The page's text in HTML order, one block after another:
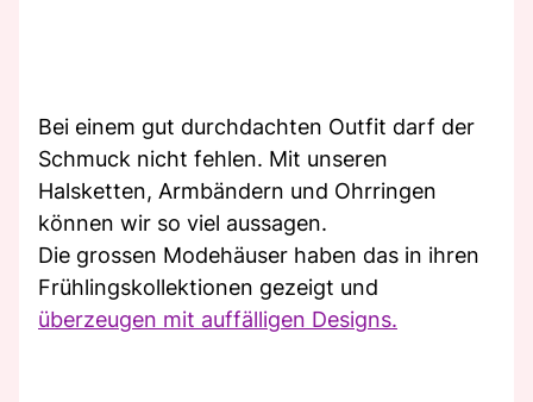
Bei einem gut durchdachten Outfit darf der
Schmuck nicht fehlen. Mit unseren
Halsketten, Armbändern und Ohrringen
können wir so viel aussagen.
Die grossen Modehäuser haben das in ihren
Frühlingskollektionen gezeigt und
überzeugen mit auffälligen Designs.